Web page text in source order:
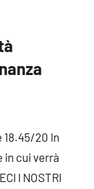
18.45/20 In
in cui verrà
I NOSTRI